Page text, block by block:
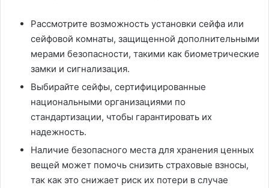
Рассмотрите возможность установки сейфа или
сейфовой комнаты, защищенной дополнительными
мерами безопасности, такими как биометрические
замки и сигнализация.
Выбирайте сейфы, сертифицированные
национальными организациями по
стандартизации, чтобы гарантировать их
надежность.
Наличие безопасного места для хранения ценных
вещей может помочь снизить страховые взносы,
так как это снижает риск их потери в случае